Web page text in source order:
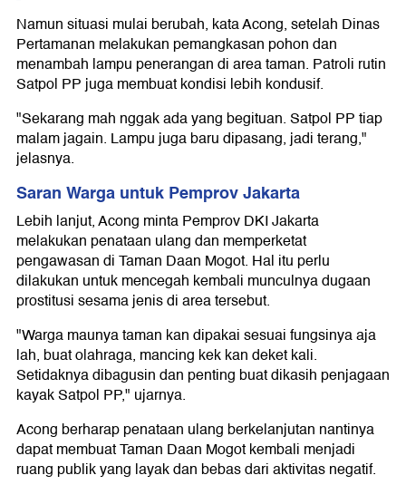
Namun situasi mulai berubah, kata Acong, setelah Dinas
Pertamanan melakukan pemangkasan pohon dan
menambah lampu penerangan di area taman. Patroli rutin
Satpol PP juga membuat kondisi lebih kondusif.
"Sekarang mah nggak ada yang begituan. Satpol PP tiap
malam jagain. Lampu juga baru dipasang, jadi terang,"
jelasnya.
Saran Warga untuk Pemprov Jakarta
Lebih lanjut, Acong minta Pemprov DKI Jakarta
melakukan penataan ulang dan memperketat
pengawasan di Taman Daan Mogot. Hal itu perlu
dilakukan untuk mencegah kembali munculnya dugaan
prostitusi sesama jenis di area tersebut.
"Warga maunya taman kan dipakai sesuai fungsinya aja
lah, buat olahraga, mancing kek kan deket kali.
Setidaknya dibagusin dan penting buat dikasih penjagaan
kayak Satpol PP," ujarnya.
Acong berharap penataan ulang berkelanjutan nantinya
dapat membuat Taman Daan Mogot kembali menjadi
ruang publik yang layak dan bebas dari aktivitas negatif.